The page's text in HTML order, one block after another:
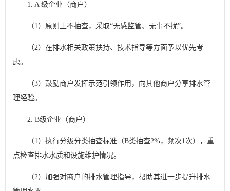
1. A 级企业（商户）
（1）原则上不抽查，采取“无感监管、无事不扰”。
（2）在排水相关政策扶持、技术指导等方面予以优先考
虑。
（3）鼓励商户发挥示范引领作用，向其他商户分享排水管
理经验。
2. B级企业（商户）
（1）执行分级分类抽查标准（B类抽查2%，频次1次），重
点检查排水水质和设施维护情况。
（2）加强对商户的排水管理指导，帮助其进一步提升排水